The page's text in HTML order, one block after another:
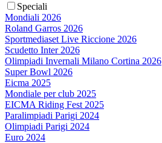
Speciali
Mondiali 2026
Roland Garros 2026
Sportmediaset Live Riccione 2026
Scudetto Inter 2026
Olimpiadi Invernali Milano Cortina 2026
Super Bowl 2026
Eicma 2025
Mondiale per club 2025
EICMA Riding Fest 2025
Paralimpiadi Parigi 2024
Olimpiadi Parigi 2024
Euro 2024